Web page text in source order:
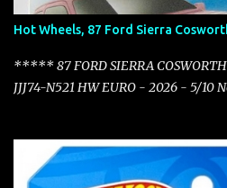
Hot Wheels, 87 Ford Sierra
***** 87 FORD SIERRA
JJJ74-N521 HW EURO - 2026 - 5/10